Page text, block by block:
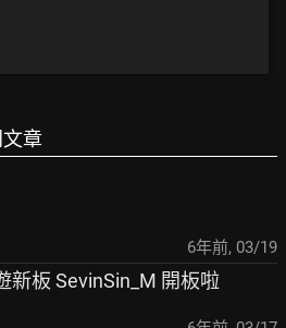
章
6年前, 03/19
新板 SevinSin_M 開板啦